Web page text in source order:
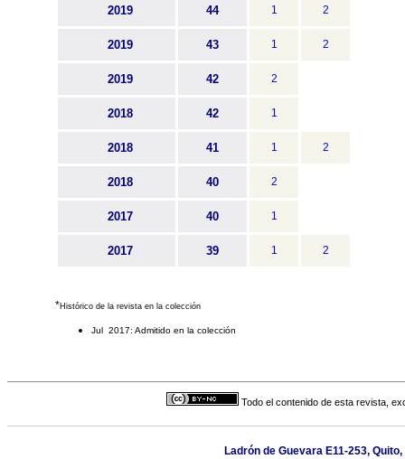
2019 44 1 2
2019 43 1 2
2019 42 2
2018 42 1
2018 41 1 2
2018 40 2
2017 40 1
2017 39 1 2
*Histórico de la revista en la colección
Jul 2017: Admitido en la colección
Todo el contenido de esta revista,
Ladrón de Guevara E11-253,